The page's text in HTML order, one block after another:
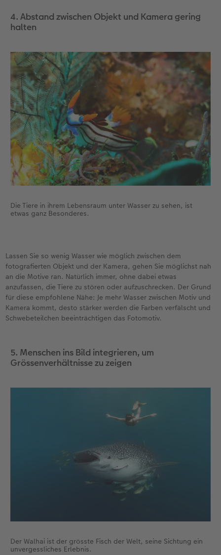
4. Abstand zwischen Objekt und Kamera gering
halten
Die Tiere in ihrem Lebensraum unter Wasser zu sehen, ist
etwas ganz Besonderes.
Lassen Sie so wenig Wasser wie möglich zwischen dem
fotografierten Objekt und der Kamera, gehen Sie möglichst nah
an die Motive ran. Natürlich immer, ohne dabei etwas
anzufassen, die Tiere zu stören oder aufzuschrecken. Der Grund
für diese empfohlene Nähe: Je mehr Wasser zwischen Motiv und
Kamera kommt, desto stärker werden die Farben verfälscht und
Schwebeteilchen beeinträchtigen das Fotomotiv.
5. Menschen ins Bild integrieren, um
Grössenverhältnisse zu zeigen
Der Walhai ist der grösste Fisch der Welt, seine Sichtung ein
unvergessliches Erlebnis.